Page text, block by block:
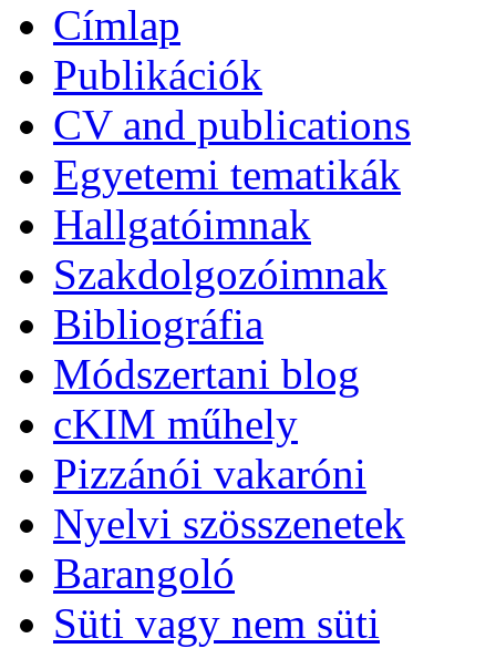
Címlap
Publikációk
CV and publications
Egyetemi tematikák
Hallgatóimnak
Szakdolgozóimnak
Bibliográfia
Módszertani blog
cKIM műhely
Pizzánói vakaróni
Nyelvi szösszenetek
Barangoló
Süti vagy nem süti